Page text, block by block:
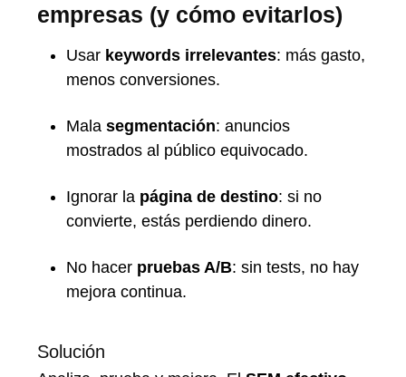
empresas (y cómo evitarlos)
Usar keywords irrelevantes: más gasto,
menos conversiones.
Mala segmentación: anuncios
mostrados al público equivocado.
Ignorar la página de destino: si no
convierte, estás perdiendo dinero.
No hacer pruebas A/B: sin tests, no hay
mejora continua.
Solución